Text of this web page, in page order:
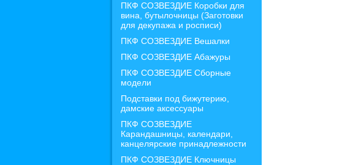
ПКФ СОЗВЕЗДИЕ Коробки для
вина, бутылочницы (Заготовки
для декупажа и росписи)
ПКФ СОЗВЕЗДИЕ Вешалки
ПКФ СОЗВЕЗДИЕ Абажуры
ПКФ СОЗВЕЗДИЕ Сборные
модели
Подставки под бижутерию,
дамские аксессуары
ПКФ СОЗВЕЗДИЕ
Карандашницы, календари,
канцелярские принадлежности
ПКФ СОЗВЕЗДИЕ Ключницы